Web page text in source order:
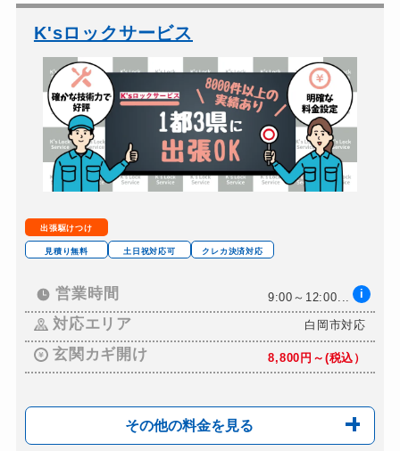
バイクカギ作成
スーツケースカギ開け 7,700円～11,00...
金庫カギ開け 7,700円～12,00...
ロッカーカギ開け 8,800円～13,00...
K'sロックサービス
出張駆けつけ
見積り無料 土日祝対応可 クレカ決済対応
営業時間 9:00～12:00... i
対応エリア 白岡市対応
玄関カギ開け 8,800円～(税込）
その他の料金を見る